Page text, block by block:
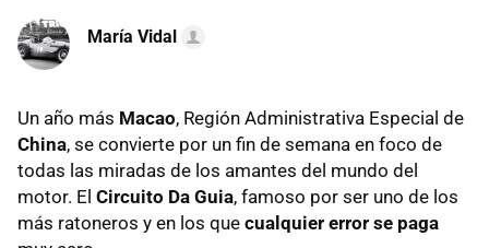
María Vidal
Un año más Macao, Región Administrativa Especial de
China, se convierte por un fin de semana en foco de
todas las miradas de los amantes del mundo del
motor. El Circuito Da Guia, famoso por ser uno de los
más ratoneros y en los que cualquier error se paga